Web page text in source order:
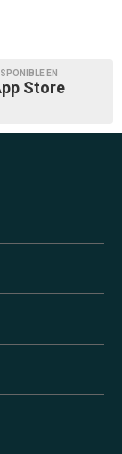
EN
Store